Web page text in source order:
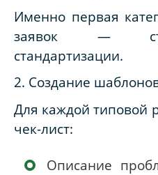
Именно первая
заявок —
стандартизации.
2. Создание
Для каждой типовой
чек-лист:
Описание